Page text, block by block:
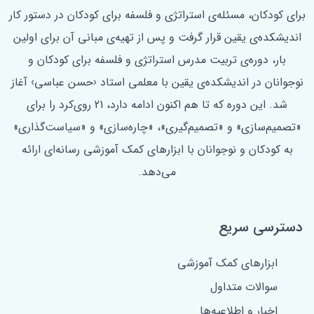
برای کودکان، مسئله‌ی استراتژی و فلسفه برای کودکان در دستور کار
اندیشکده‌ی یقین قرار گرفت و پس از تهیه‌ی مبانی آن برای اولین
‌بار، دوره‌ی تربیت مدرس استراتژی و فلسفه برای کودکان و
نوجوانان در اندیشکده‌ی یقین با معلمی استاد ‹حسن عباسی› آغاز
شد. این دوره که تا هم اکنون ادامه دارد، 21 روی‌کرد را برای
«تصمیم‌سازی» و «تصمیم‌گیری»، «چاره‌سازی» و «سیاست‌گذاری»
به کودکان و نوجوانان با ابزارهای کمک آموزشی رسانه‌ای ارائه
می‌دهد.
دسترسی سریع
ابزارهای کمک آموزشی
سوالات متداول